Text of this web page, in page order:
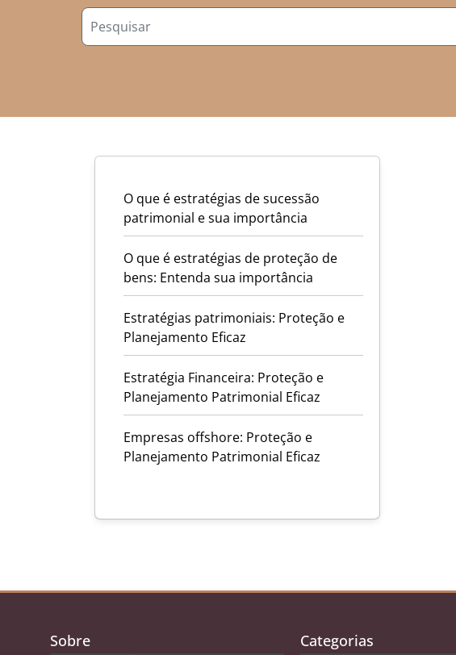
O que é estratégias de sucessão
patrimonial e sua importância
O que é estratégias de proteção de
bens: Entenda sua importância
Estratégias patrimoniais: Proteção e
Planejamento Eficaz
Estratégia Financeira: Proteção e
Planejamento Patrimonial Eficaz
Empresas offshore: Proteção e
Planejamento Patrimonial Eficaz
Sobre Categorias